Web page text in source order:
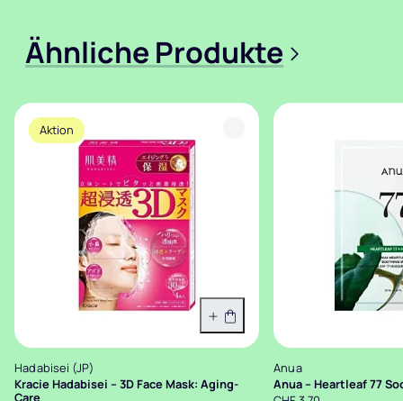
Ähnliche Produkte >
Aktion
Variante wählen
Hadabisei (JP)
Kracie Hadabisei – 3D Face Mask: Aging-
Care
Anua
Anua – Heartleaf 77